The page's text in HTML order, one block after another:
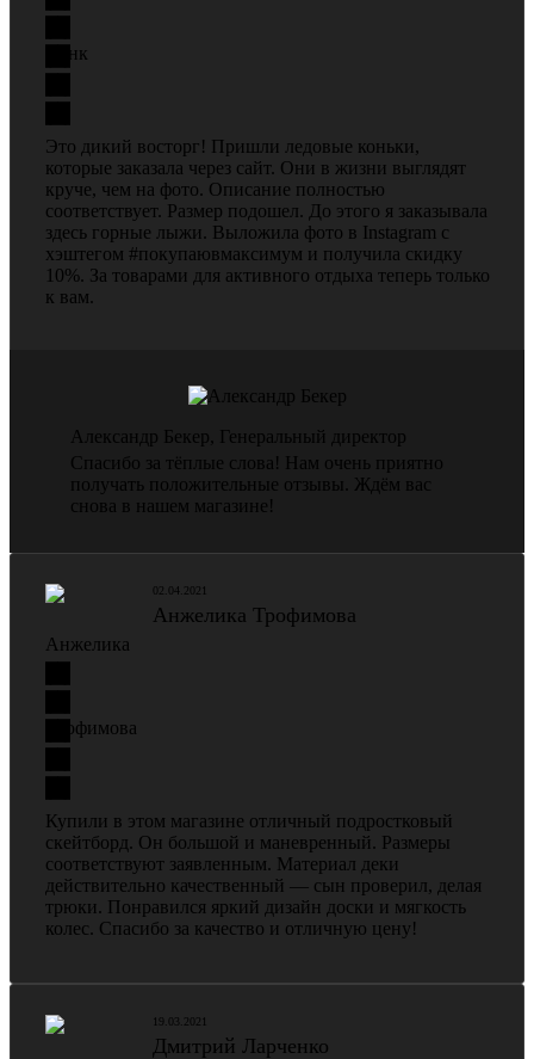
Это дикий восторг! Пришли ледовые коньки,
которые заказала через сайт. Они в жизни выглядят
круче, чем на фото. Описание полностью
соответствует. Размер подошел. До этого я заказывала
здесь горные лыжи. Выложила фото в Instagram с
хэштегом #покупаювмаксимум и получила скидку
10%. За товарами для активного отдыха теперь только
к вам.
Александр Бекер , Генеральный директор
Спасибо за тёплые слова! Нам очень приятно
получать положительные отзывы. Ждём вас
снова в нашем магазине!
02.04.2021
Анжелика Трофимова
Купили в этом магазине отличный подростковый
скейтборд. Он большой и маневренный. Размеры
соответствуют заявленным. Материал деки
действительно качественный — сын проверил, делая
трюки. Понравился яркий дизайн доски и мягкость
колес. Спасибо за качество и отличную цену!
19.03.2021
Дмитрий Ларченко